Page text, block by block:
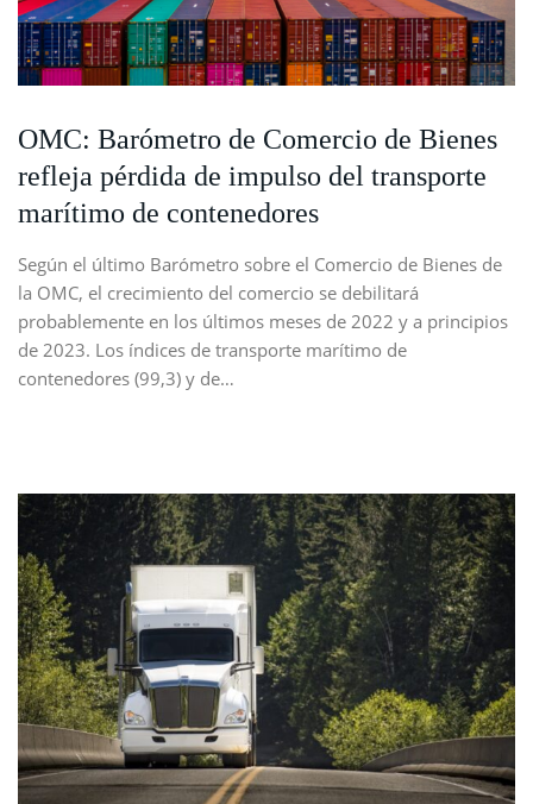
OMC: Barómetro de Comercio de Bienes
refleja pérdida de impulso del transporte
marítimo de contenedores
Según el último Barómetro sobre el Comercio de Bienes de
la OMC, el crecimiento del comercio se debilitará
probablemente en los últimos meses de 2022 y a principios
de 2023. Los índices de transporte marítimo de
contenedores (99,3) y de…